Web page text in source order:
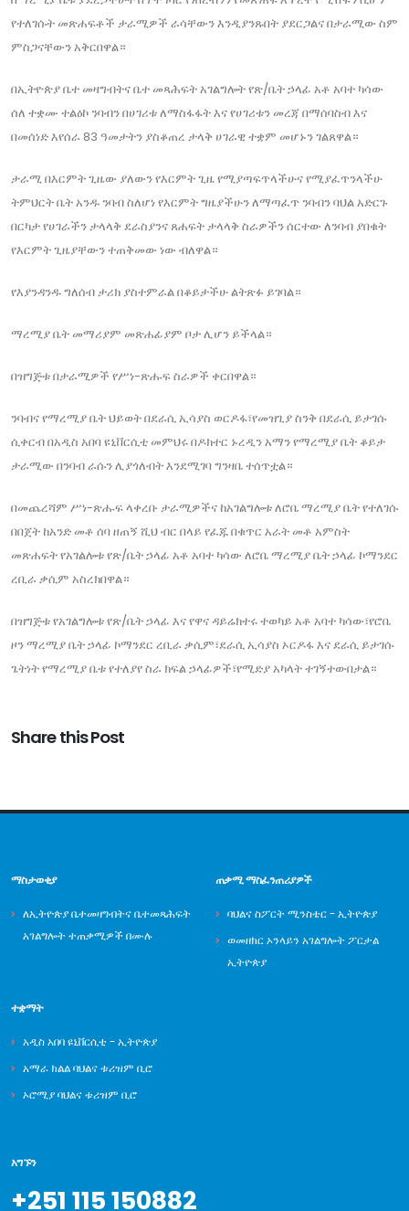
የተለገሱት መጽሐፍቶች ታራሚዎች ራሳቸውን እንዲያንጹበት ያደርጋልና በታራሚው ስም
ምስጋናቸውን አቅርበዋል።
በኢትዮጵያ ቤተ መዛግብትና ቤተ መጻሕፍት አገልግሎት የጽ/ቤት ኃላፊ አቶ አባተ ካሳው
ሰለ ተቋሙ ተልዕኮ ንባብን በሀገሪቱ ለማስፋፋት እና የሀገሪቱን መረጃ በማሰባስብ እና
በመሰነድ እየሰራ 83 ዓመታትን ያስቆጠረ ታላቅ ሀገራዊ ተቋም መሆኑን ገልጸዋል።
ታራሚ በእርምት ጊዜው ያለውን የእርምት ጊዜ የሚያጣፍጥላችሁና የሚያፈጥንላችሁ
ትምህርት ቤት አንዱ ንባብ ስለሆነ የእርምት ግዜያችሁን ለማጣፈጥ ንባብን ባህል አድርጉ
በርካታ የሀገራችን ታላላቅ ደራስያንና ጸሐፍት ታላላቅ ስራዎችን ሰርተው ለንባብ ያበቁት
የእርምት ጊዜያቸውን ተጠቅመው ነው ብለዋል።
የእያንዳንዱ ግለሰብ ታሪክ ያስተምራል በቆይታችሁ ልትጽፉ ይገባል።
ማረሚያ ቤት መማሪያም መጽሐፊያም ቦታ ሊሆን ይችላል።
በዝግጅቱ በታራሚዎች የሥነ-ጽሑፍ ስራዎች ቀርበዋል።
ንባብና የማረሚያ ቤት ህይወት በደራሲ ኢሳያስ ወርዶፋ፣የመዝጊያ ስንቅ በደራሲ ይታገሱ
ሲቀርብ በአዲስ አበባ ዩኒቨርሲቲ መምህሩ በዶክተር ኑረዲን አማን የማረሚያ ቤት ቆይታ
ታራሚው በንባብ ራሱን ሊያጎለብት እንደሚገባ ግንዛቤ ተሰጥቷል።
በመጨረሻም ሥነ-ጽሑፍ ላቀረቡ ታራሚዎችና ከአገልግሎቱ ለሮቤ ማረሚያ ቤት የተለገሱ
በበጀት ከአንድ መቶ ሰባ ዘጠኝ ሺህ ብር በላይ የፈጁ በቁጥር አራት መቶ አምስት
መጽሐፍት የአገልሎቱ የጽ/ቤት ኃላፊ አቶ አባተ ካሳው ለሮቤ ማረሚያ ቤት ኃላፊ ኮማንደር
ረቢራ ቃሲም አስረክበዋል።
በዝግጅቱ የአገልግሎቱ የጽ/ቤት ኃላፊ እና የዋና ዳይሬክተሩ ተወካይ አቶ አባተ ካሳው፣የሮቤ
ዞን ማረሚያ ቤት ኃላፊ ኮማንደር ረቢራ ቃሲም፣ደራሲ ኢሳያስ ኦርዶፋ እና ደራሲ ይታገሱ
ጌትነት የማረሚያ ቤቱ የተለያየ ስራ ክፍል ኃላፊዎች፣የሚድያ አካላት ተገኝተውበታል።
Share this Post
ማስታወቂያ
ለኢትዮጵያ ቤተመዛግብትና ቤተመጻሕፍት
አገልግሎት ተጠቃሚዎች በሙሉ
ጠቃሚ ማስፈንጠሪያዎች
ባህልና ስፖርት ሚንስቴር - ኢትዮጵያ
ወመዘክር ኦንላይን አገልግሎት ፖርታል
ኢትዮጵያ
ተቋማት
አዲስ አበባ ዩኒቨርሲቲ - ኢትዮጵያ
አማራ ክልል ባህልና ቱሪዝም ቢሮ
ኦሮሚያ ባህልና ቱሪዝም ቢሮ
አግኙን
+251 115 150882